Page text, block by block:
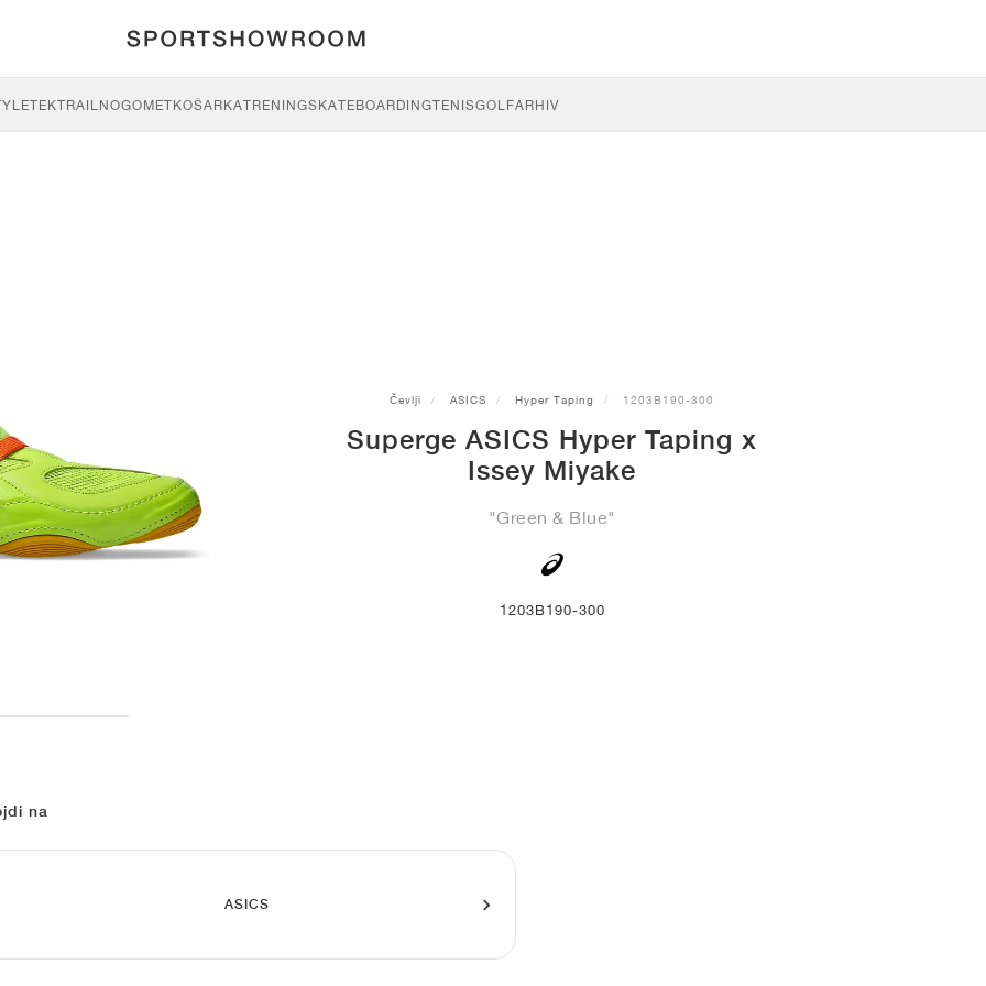
TEKTRAILNOGOMETKOŠARKATRENINGSKATEBOARDINGTENISGOLFARHIV
Čevlji ASICS Hyper Taping 1203B190-300
Superge ASICS Hyper Taping x
Issey Miyake
"Green & Blue"
1203B190-300
na
ASICS